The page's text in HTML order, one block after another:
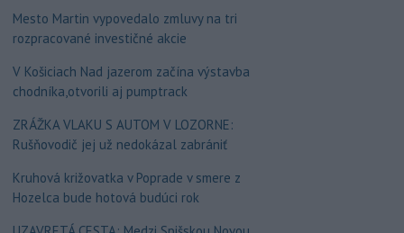
Mesto Martin vypovedalo zmluvy na tri
rozpracované investičné akcie
V Košiciach Nad jazerom začína výstavba
chodníka,otvorili aj pumptrack
ZRÁŽKA VLAKU S AUTOM V LOZORNE:
Rušňovodič jej už nedokázal zabrániť
Kruhová križovatka v Poprade v smere z
Hozelca bude hotová budúci rok